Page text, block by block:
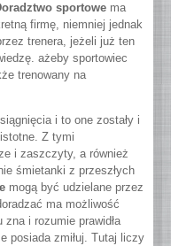
sportowe ma
firmę, niemniej jednak
trenera, jeżeli już ten
ażeby sportowiec
trenowany na
i to one zostały i
Z tymi
i zaszczyty, a również
śmietanki z przeszłych
mogą być udzielane przez
ma możliwość
i rozumie prawidła
posiada zmiłuj. Tutaj liczy